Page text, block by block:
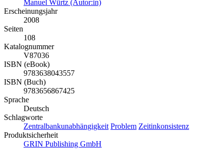
Manuel Würtz (Autor:in)
Erscheinungsjahr
2008
Seiten
108
Katalognummer
V87036
ISBN (eBook)
9783638043557
ISBN (Buch)
9783656867425
Sprache
Deutsch
Schlagworte
Zentralbankunabhängigkeit Problem Zeitinkonsistenz
Produktsicherheit
GRIN Publishing GmbH